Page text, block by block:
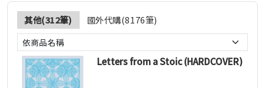
其他(312筆) 國外代購(8176筆)
Letters from a Stoic (HARDCOVER)